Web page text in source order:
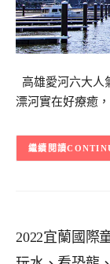
高雄愛河六大人
漂河實在好療癒
2022宜蘭國際